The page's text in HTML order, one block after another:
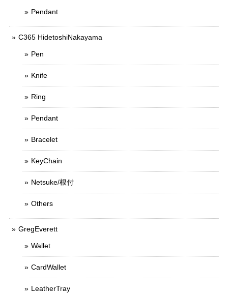
Pendant
C365 HidetoshiNakayama
Pen
Knife
Ring
Pendant
Bracelet
KeyChain
Netsuke/根付
Others
GregEverett
Wallet
CardWallet
LeatherTray